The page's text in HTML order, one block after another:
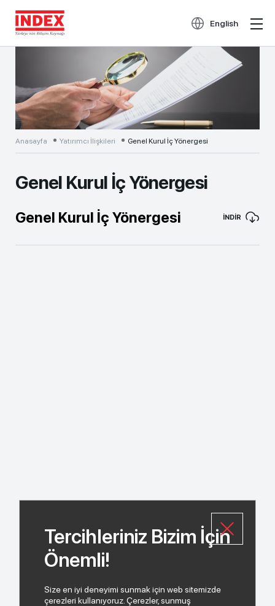
English
Anasayfa Yatırımcı İlişkileri Genel Kurul İç Yönergesi
Genel Kurul İç Yönergesi
Genel Kurul İç Yönergesi İNDİR
Tercihleriniz Bizim İçin
Önemli!
Size en iyi deneyimi sunmak için web sitemizde
çerezleri kullanıyoruz. Çerezler, sunmuş